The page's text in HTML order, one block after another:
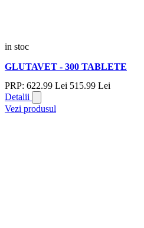
in stoc
GLUTAVET - 300 TABLETE
PRP: 622.99 Lei 515.99 Lei
Detalii
Vezi produsul